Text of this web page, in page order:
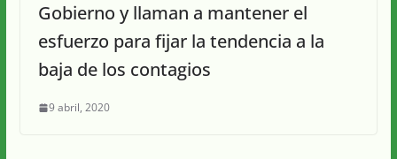
Gobierno y llaman a mantener el
esfuerzo para fijar la tendencia a la
baja de los contagios
9 abril, 2020